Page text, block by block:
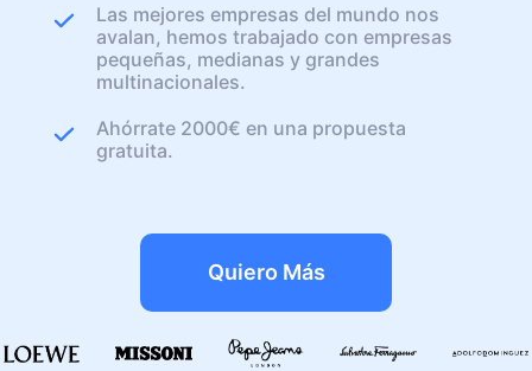
Las mejores empresas del mundo nos
avalan, hemos trabajado con empresas
pequeñas, medianas y grandes
multinacionales.
Ahórrate 2000€ en una propuesta
gratuita.
Quiero Más